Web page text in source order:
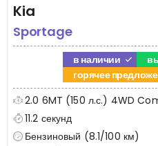
Kia
Sportage
в наличии
горячее
2.0 6MT (150 л.с.) 4WD
11.2 секунд
Бензиновый (8.1/100 км)